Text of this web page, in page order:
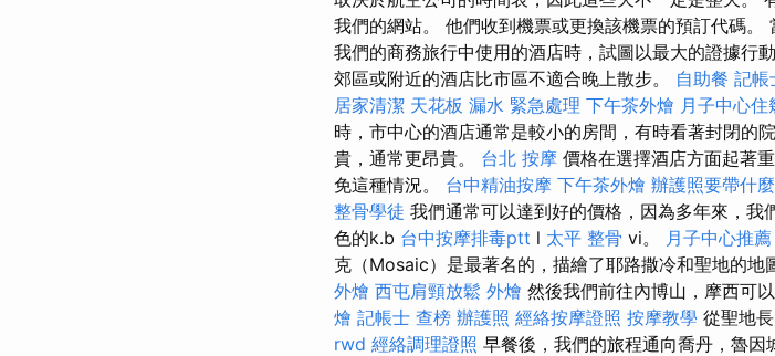
我們的網站。 他們收到機票或更換該機票的預訂代碼
我們的商務旅行中使用的酒店時，試圖以最大的證據行動
郊區或附近的酒店比市區不適合晚上散步。 自助餐 記帳
居家清潔 天花板 漏水 緊急處理 下午茶外燴 月子中心住
時，市中心的酒店通常是較小的房間，有時看著封閉的
貴，通常更昂貴。 台北 按摩 價格在選擇酒店方面起著
免這種情況。 台中精油按摩 下午茶外燴 辦護照要帶什麼
整骨學徒 我們通常可以達到好的價格，因為多年來，
色的k.b 台中按摩排毒ptt l 太平 整骨 vi。 月子中心推薦
克（Mosaic）是最著名的，描繪了耶路撒冷和聖地的地
外燴 西屯肩頸放鬆 外燴 然後我們前往內博山，摩西可以
燴 記帳士 查榜 辦護照 經絡按摩證照 按摩教學 從聖地
rwd 經絡調理證照 早餐後，我們的旅程通向喬丹，魯因